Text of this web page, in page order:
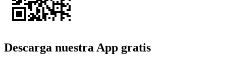
Descarga nuestra App gratis